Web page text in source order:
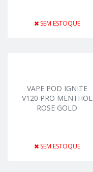
SEM ESTOQUE
VAPE POD IGNITE
V120 PRO MENTHOL
ROSE GOLD
SEM ESTOQUE